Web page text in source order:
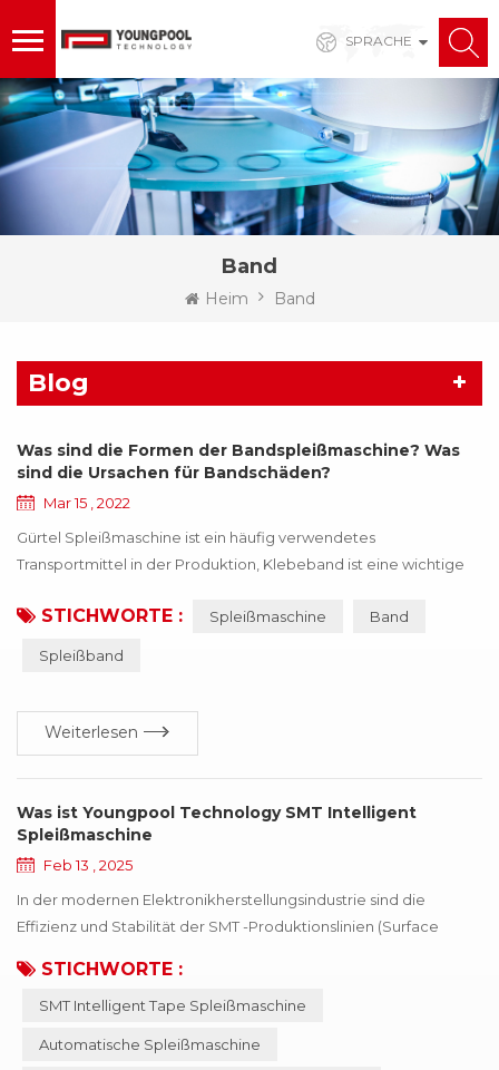
SPRACHE
Band
Heim Band
Blog
Was sind die Formen der Bandspleißmaschine? Was
sind die Ursachen für Bandschäden?
Mar 15 , 2022
Gürtel Spleißmaschine ist ein häufig verwendetes
Transportmittel in der Produktion, Klebeband ist eine wichtige
tritt in verschiedenen Schadensformen auf, wird den effizienten
sechs Arten von häufigen Schadensformen zusammen, und
STICHWORTE : Spleißmaschine Band
Spleißband
Weiterlesen
Was ist Youngpool Technology SMT Intelligent
Spleißmaschine
Feb 13 , 2025
In der modernen Elektronikherstellungsindustrie sind die
Effizienz und Stabilität der SMT -Produktionslinien (Surface
eines Unternehmens. Um das Produktionsniveau weiter zu
verbessern und die manuelle Intervention zu verringern, hat die
Klebebandspleißmaschine auf den Markt gebracht. Dieses Ge...
STICHWORTE :
SMT Intelligent Tape Spleißmaschine
Automatische Spleißmaschine